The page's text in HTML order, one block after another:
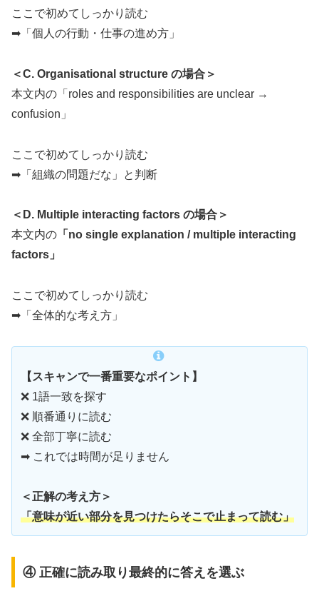
ここで初めてしっかり読む
➡「個人の行動・仕事の進め方」
＜C. Organisational structure の場合＞
本文内の「roles and responsibilities are unclear →
confusion」
ここで初めてしっかり読む
➡「組織の問題だな」と判断
＜D. Multiple interacting factors の場合＞
本文内の 「no single explanation / multiple interacting
factors」
ここで初めてしっかり読む
➡「全体的な考え方」
【スキャンで一番重要なポイント】
❌ 1語一致を探す
❌ 順番通りに読む
❌ 全部丁寧に読む
➡ これでは時間が足りません
＜正解の考え方＞
「意味が近い部分を見つけたらそこで止まって読む」
④ 正確に読み取り最終的に答えを選ぶ